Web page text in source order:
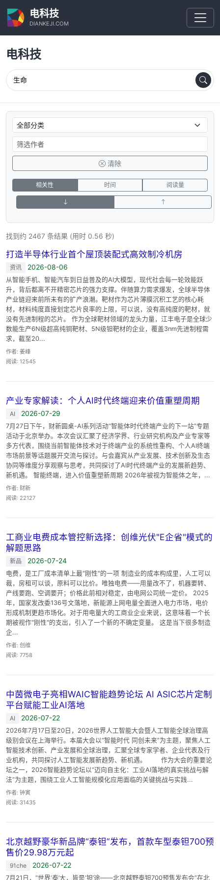
电科技
DIANKEJI.COM
电科技
清除
相关性 时间 阅读量
找到约 2467 条结果 (用时 0.56 秒)
打造半导体行业首个屋顶装配式高效制冷机房
资讯 2026-08-06
从智能手机、智能汽车到日益普及的AI大模型，现代社会每一轮效能跃
升，背后都离不开精密芯片的强力支撑。伴随算力需求爆发，全球半导体
产业链迎来前所未有的扩产浪潮。靶材作为芯片薄膜沉积工艺的核心耗
材，材料纯度直接划定芯片良率的上限，可以说，没有高纯度的靶材，就
没有先进制程的芯片。 作为全球靶材领域的龙头力量，江丰电子是全球少
数能生产6N级超高纯铜靶材、5N级钽靶材的企业，覆盖3nm先进制程需
求，截至20...
作者: 姜峰
阅读: 12545
产业专家解读：个人AI时代终端迎来价值重塑周期
AI 2026-07-29
7月27日下午，财新圆桌-AI系列活动“智能体时代终端产业的下一站”专题
活动于北京举办。本次会议汇聚了经济学界、行业研究机构及产业专家等
多方代表，围绕当前智能体技术对于终端产业的系统性重构、个人AI终端
市场前景等话题展开交流与探讨。与会嘉宾从产业发展、技术创新及生态
协同等维度分享观察与思考，共同探讨了AI时代终端产业的发展新趋势、
新机遇。 智能终端，进入价值重塑新周期 2026年被视为智能体之年，...
作者: 财新
阅读: 22127
工商业电费成本管控新选择：创维光伏"E企省"模式的
解题思路
新品 2026-07-24
电费，是工厂成本清单上最"刚性"的一项 制造业的成本构成里，人工可以
裁，房租可以谈，原料可以比价。唯独电费——用量改不了，机器要转、
产线要跑、空调要开；价格此前相对稳定，由电网公司统一定价。 2025
年，国家发改委136号文落地，新能源上网电量全面进入电力市场，电价
形成机制更趋市场化。对于用电量大的工商业企业来说，这意味着一个长
期被视作"刚性"的支出，引入了一个新的不确定变量。 这是当下很多制造
企...
作者: 创维
阅读: 7758
中茵微电子亮相WAIC智能趋势论坛 AI ASIC芯片定制
平台赋能工业AI落地
AI 2026-07-22
2026年7月17日至20日，2026世界人工智能大会暨人工智能全球治理高
级别会议在上海举行。本届大会以“智能时代 同创未来”为主题，聚焦人工
智能技术创新、产业发展和全球治理，汇聚全球专家学者、企业代表及行
业机构，共同探讨人工智能发展新趋势、新机遇。 作为大会的重要论
坛之一，2026智能趋势论坛以“迈向自主化：工业AI落地的真实挑战与解
法”为主题，围绕工业人工智能规模化应用面临的关键挑战与实践...
作者: 钟寅
阅读: 31435
北京越野豪华新品牌“泰钽”发布，首款车型泰钽700预
售价29.98万元起
91che 2026-07-22
7月21日，“世界‘泰’大，皆是‘钽’途——北京越野泰钽700预售发布会”在北